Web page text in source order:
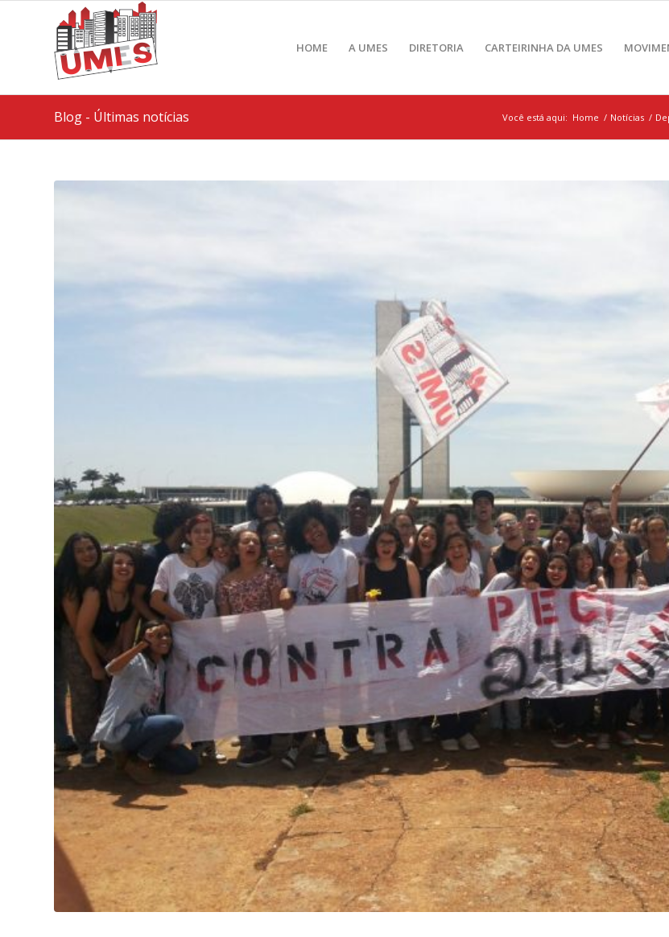
HOME A UMES DIRETORIA CARTEIRINHA DA UMES
Blog - Últimas notícias Você está aqui: Home / Notícias /